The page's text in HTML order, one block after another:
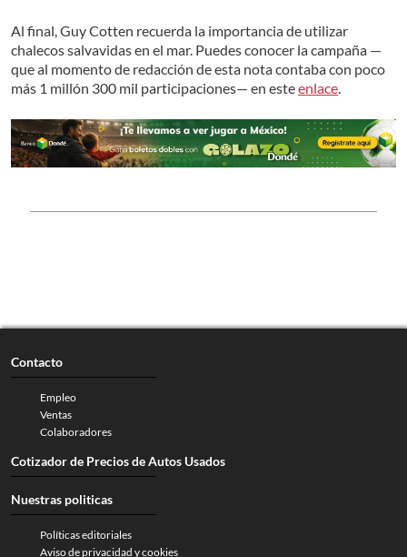
Al final, Guy Cotten recuerda la importancia de utilizar
chalecos salvavidas en el mar. Puedes conocer la campaña —
que al momento de redacción de esta nota contaba con poco
más 1 millón 300 mil participaciones— en esteenlace.
Contacto
Empleo
Ventas
Colaboradores
Cotizador de Precios de Autos Usados
Nuestras politicas
Políticas editoriales
Aviso de privacidad y cookies